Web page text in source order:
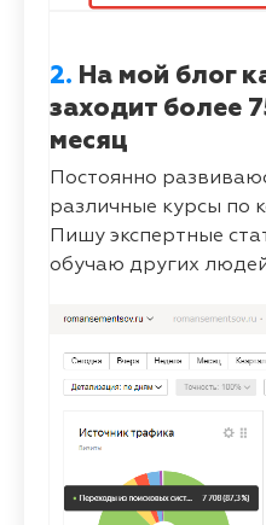
2. На мой блог
заходит более
месяц
Постоянно
различные курсы по
Пишу экспертные
обучаю других